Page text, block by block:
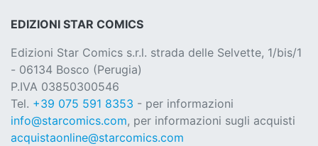
EDIZIONI STAR COMICS
Edizioni Star Comics s.r.l. strada delle Selvette, 1/bis/1
- 06134 Bosco (Perugia)
P.IVA 03850300546
Tel. +39 075 591 8353 - per informazioni
info@starcomics.com, per informazioni sugli acquisti
acquistaonline@starcomics.com